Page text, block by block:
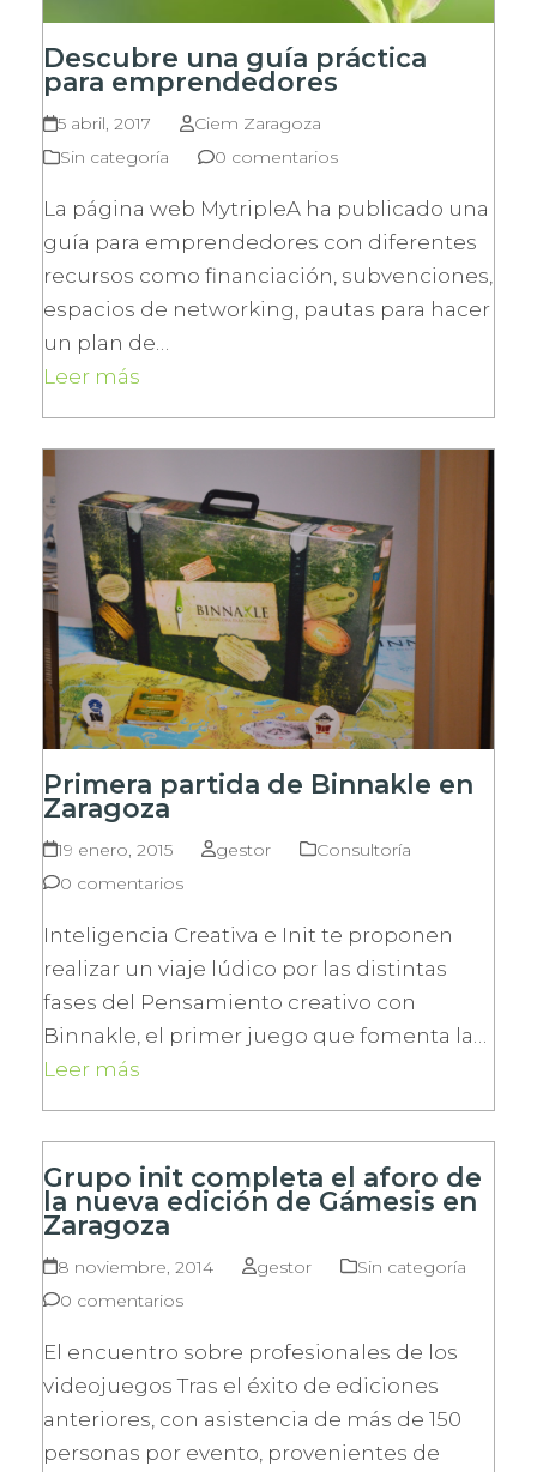
Descubre una guía práctica
para emprendedores
5 abril, 2017
Ciem Zaragoza
Sin categoría
0 comentarios
La página web MytripleA ha publicado una
guía para emprendedores con diferentes
recursos como financiación, subvenciones,
espacios de networking, pautas para hacer
un plan de…
Leer más
Primera partida de Binnakle en
Zaragoza
19 enero, 2015 gestor
Consultoría
0 comentarios
Inteligencia Creativa e Init te proponen
realizar un viaje lúdico por las distintas
fases del Pensamiento creativo con
Binnakle, el primer juego que fomenta la…
Leer más
Grupo init completa el aforo de
la nueva edición de Gámesis en
Zaragoza
8 noviembre, 2014 gestor
Sin categoría
0 comentarios
El encuentro sobre profesionales de los
videojuegos Tras el éxito de ediciones
anteriores, con asistencia de más de 150
personas por evento, provenientes de